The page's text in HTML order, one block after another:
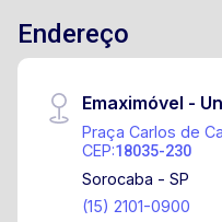
Endereço
Emaximóvel -
Praça Carlos de
CEP:18035-230
Sorocaba - SP
(15) 2101-0900